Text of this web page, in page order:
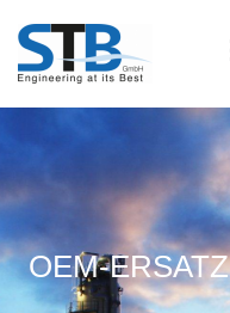
OEM-